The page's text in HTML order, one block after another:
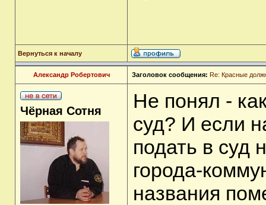
Вернуться к началу
Александр Робертович Заголовок сообщения: Re: Красные
Чёрная Сотня
Не понял -
суд? И если
подать в суд
города-
названия